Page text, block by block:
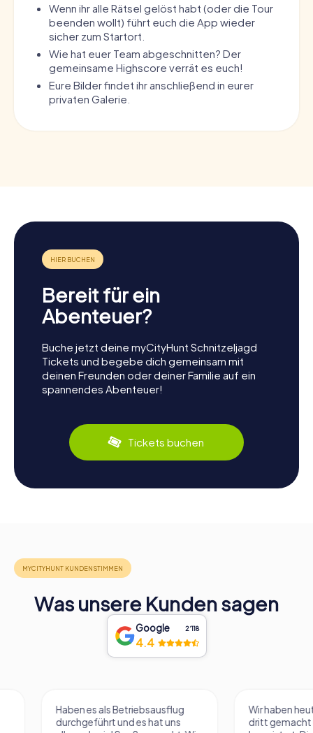
Wenn ihr alle Rätsel gelöst habt (oder die Tour
beenden wollt) führt euch die App wieder
sicher zum Startort.
Wie hat euer Team abgeschnitten? Der
gemeinsame Highscore verrät es euch!
Eure Bilder findet ihr anschließend in eurer
privaten Galerie.
Bereit für ein
Abenteuer?
Buche jetzt deine myCityHunt Schnitzeljagd
Tickets und begebe dich gemeinsam mit
deinen Freunden oder deiner Familie auf ein
spannendes Abenteuer!
Tickets buchen
Was unsere Kunden sagen
Google 2‘118
4.4
Haben es als Betriebsausflug
durchgeführt und es hat uns
Wir haben heute
dritt gemacht und